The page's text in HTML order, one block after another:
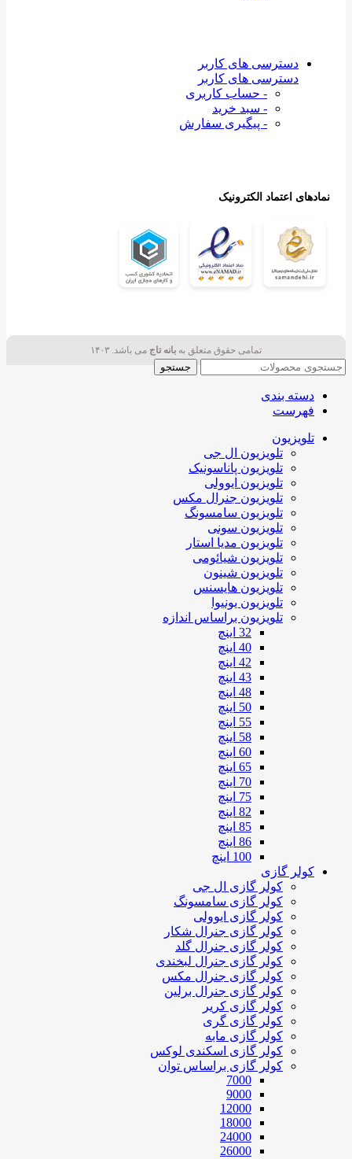
دسترسی های کاربر
دسترسی های کاربر
- حساب کاربری
- سبد خرید
- پیگیری سفارش
نمادهای اعتماد الکترونیک
تمامی حقوق متعلق به بانه تاج می باشد. ۱۴۰۳
جستجو
دسته بندی
فهرست
تلویزیون
تلویزیون ال جی
تلویزیون پاناسونیک
تلویزیون ایوولی
تلویزیون جنرال مکس
تلویزیون سامسونگ
تلویزیون سونی
تلویزیون مدیا استار
تلویزیون شیائومی
تلویزیون شینون
تلویزیون هایسنس
تلویزیون یونیوا
تلویزیون براساس اندازه
32 اینچ
40 اینچ
42 اینچ
43 اینچ
48 اینچ
50 اینچ
55 اینچ
58 اینچ
60 اینچ
65 اینچ
70 اینچ
75 اینچ
82 اینچ
85 اینچ
86 اینچ
100 اینچ
کولر گازی
کولر گازی ال جی
کولر گازی سامسونگ
کولر گازی ایوولی
کولر گازی جنرال شکار
کولر گازی جنرال گلد
کولر گازی جنرال لبخندی
کولر گازی جنرال مکس
کولر گازی جنرال برلین
کولر گازی کریر
کولر گازی گری
کولر گازی مابه
کولر گازی اسکندی لوکس
کولر گازی براساس توان
7000
9000
12000
18000
24000
26000